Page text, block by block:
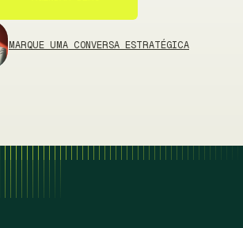
MARQUE UMA CONVERSA ESTRATÉGICA